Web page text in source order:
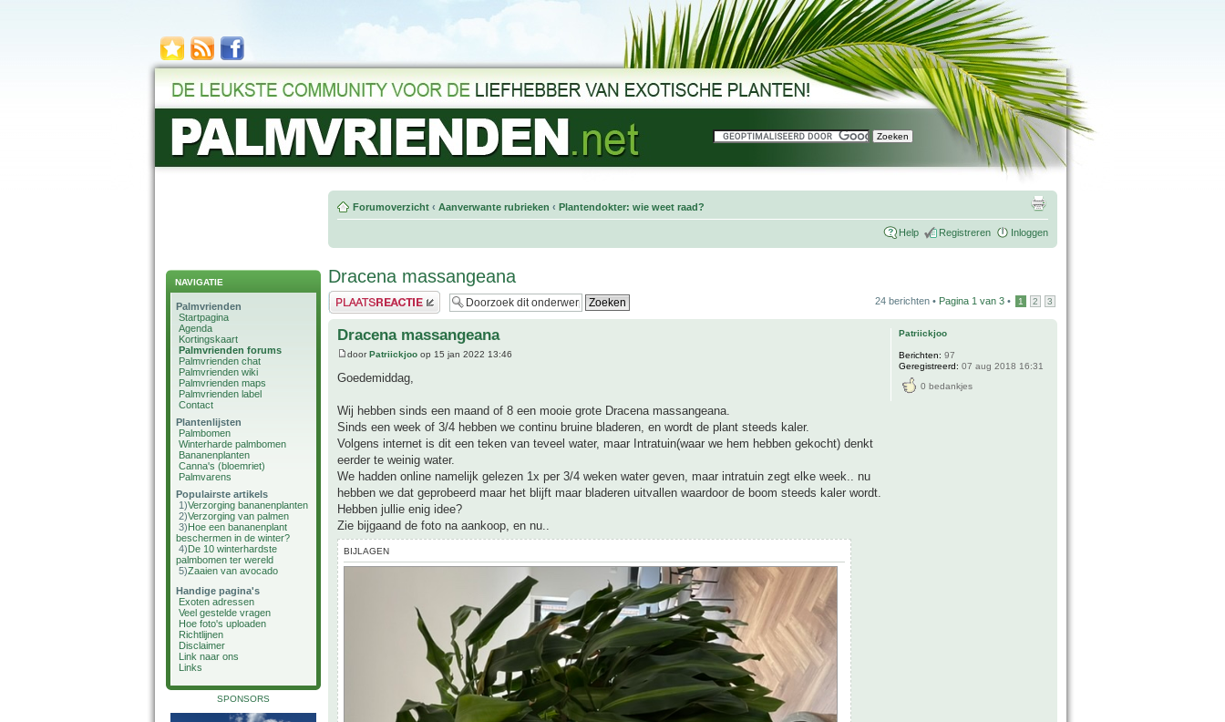
NAVIGATIE
Palmvrienden
Startpagina
Agenda
Kortingskaart
Palmvrienden forums
Palmvrienden chat
Palmvrienden wiki
Palmvrienden maps
Palmvrienden label
Contact
Plantenlijsten
Palmbomen
Winterharde palmbomen
Bananenplanten
Canna's (bloemriet)
Palmvarens
Populairste artikels
1)Verzorging bananenplanten
2)Verzorging van palmen
3)Hoe een bananenplant
beschermen in de winter?
4)De 10 winterhardste
palmbomen ter wereld
5)Zaaien van avocado
Handige pagina's
Exoten adressen
Veel gestelde vragen
Hoe foto's uploaden
Richtlijnen
Disclaimer
Link naar ons
Links
SPONSORS
Forumoverzicht ‹ Aanverwante rubrieken ‹ Plantendokter: wie weet raad?
Help Registreren Inloggen
Dracena massangeana
Plaats een reactie 24 berichten • Pagina 1 van 3 • 1 2 3
Dracena massangeana
doorPatriickjoo op 15 jan 2022 13:46
Goedemiddag,
Wij hebben sinds een maand of 8 een mooie grote Dracena massangeana.
Sinds een week of 3/4 hebben we continu bruine bladeren, en wordt de plant steeds kaler.
Volgens internet is dit een teken van teveel water, maar Intratuin(waar we hem hebben gekocht) denkt
eerder te weinig water.
We hadden online namelijk gelezen 1x per 3/4 weken water geven, maar intratuin zegt elke week.. nu
hebben we dat geprobeerd maar het blijft maar bladeren uitvallen waardoor de boom steeds kaler wordt.
Hebben jullie enig idee?
Zie bijgaand de foto na aankoop, en nu..
BIJLAGEN
Patriickjoo
Berichten: 97
Geregistreerd: 07 aug 2018 16:31
0 bedankjes